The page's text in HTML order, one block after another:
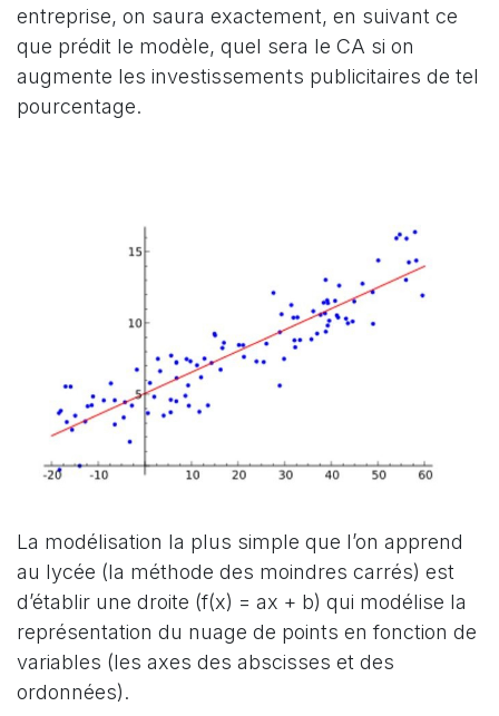
entreprise, on saura exactement, en suivant ce
que prédit le modèle, quel sera le CA si on
augmente les investissements publicitaires de tel
pourcentage.
La modélisation la plus simple que l’on apprend
au lycée (la méthode des moindres carrés) est
d’établir une droite (f(x) = ax + b) qui modélise la
représentation du nuage de points en fonction de
variables (les axes des abscisses et des
ordonnées).